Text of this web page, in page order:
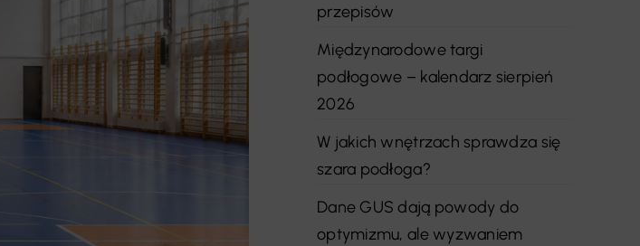
przepisów
Międzynarodowe targi
podłogowe – kalendarz sierpień
2026
W jakich wnętrzach sprawdza się
szara podłoga?
Dane GUS dają powody do
optymizmu, ale wyzwaniem